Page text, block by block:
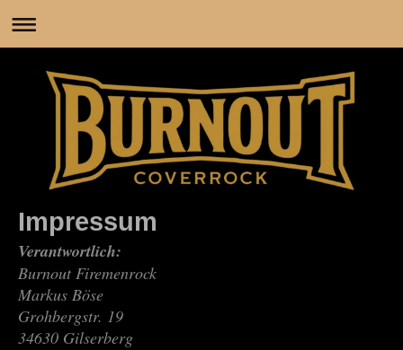
Impressum
Verantwortlich:
Burnout Firemenrock
Markus Böse
Grohbergstr. 19
34630 Gilserberg